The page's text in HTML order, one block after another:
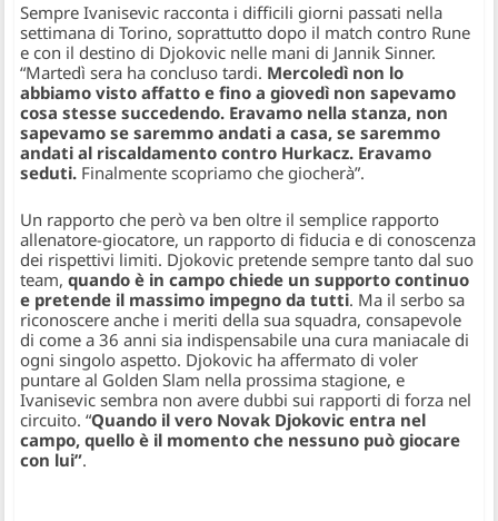
Sempre Ivanisevic racconta i difficili giorni passati nella
settimana di Torino, soprattutto dopo il match contro Rune
e con il destino di Djokovic nelle mani di Jannik Sinner.
“Martedì sera ha concluso tardi. Mercoledì non lo
abbiamo visto affatto e fino a giovedì non sapevamo
cosa stesse succedendo. Eravamo nella stanza, non
sapevamo se saremmo andati a casa, se saremmo
andati al riscaldamento contro Hurkacz. Eravamo
seduti. Finalmente scopriamo che giocherà”.
Un rapporto che però va ben oltre il semplice rapporto
allenatore-giocatore, un rapporto di fiducia e di conoscenza
dei rispettivi limiti. Djokovic pretende sempre tanto dal suo
team,quando è in campo chiede un supporto continuo
e pretende il massimo impegno da tutti. Ma il serbo sa
riconoscere anche i meriti della sua squadra, consapevole
di come a 36 anni sia indispensabile una cura maniacale di
ogni singolo aspetto. Djokovic ha affermato di voler
puntare al Golden Slam nella prossima stagione, e
Ivanisevic sembra non avere dubbi sui rapporti di forza nel
circuito. “Quando il vero Novak Djokovic entra nel
campo, quello è il momento che nessuno può giocare
con lui”.